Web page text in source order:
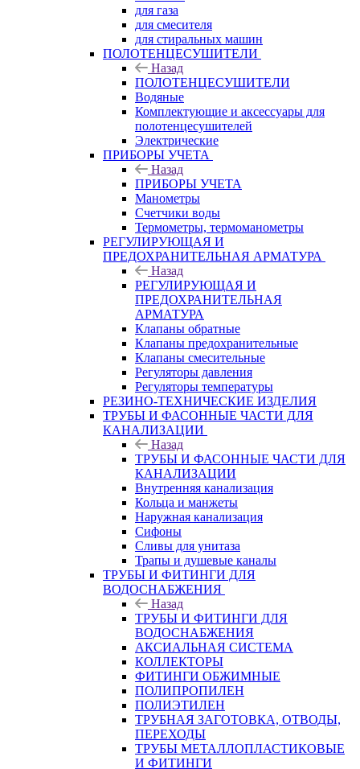
для газа
для смесителя
для стиральных машин
ПОЛОТЕНЦЕСУШИТЕЛИ
Назад
ПОЛОТЕНЦЕСУШИТЕЛИ
Водяные
Комплектующие и аксессуары для
полотенцесушителей
Электрические
ПРИБОРЫ УЧЕТА
Назад
ПРИБОРЫ УЧЕТА
Манометры
Счетчики воды
Термометры, термоманометры
РЕГУЛИРУЮЩАЯ И
ПРЕДОХРАНИТЕЛЬНАЯ АРМАТУРА
Назад
РЕГУЛИРУЮЩАЯ И
ПРЕДОХРАНИТЕЛЬНАЯ
АРМАТУРА
Клапаны обратные
Клапаны предохранительные
Клапаны смесительные
Регуляторы давления
Регуляторы температуры
РЕЗИНО-ТЕХНИЧЕСКИЕ ИЗДЕЛИЯ
ТРУБЫ И ФАСОННЫЕ ЧАСТИ ДЛЯ
КАНАЛИЗАЦИИ
Назад
ТРУБЫ И ФАСОННЫЕ ЧАСТИ ДЛЯ
КАНАЛИЗАЦИИ
Внутренняя канализация
Кольца и манжеты
Наружная канализация
Сифоны
Сливы для унитаза
Трапы и душевые каналы
ТРУБЫ И ФИТИНГИ ДЛЯ
ВОДОСНАБЖЕНИЯ
Назад
ТРУБЫ И ФИТИНГИ ДЛЯ
ВОДОСНАБЖЕНИЯ
АКСИАЛЬНАЯ СИСТЕМА
КОЛЛЕКТОРЫ
ФИТИНГИ ОБЖИМНЫЕ
ПОЛИПРОПИЛЕН
ПОЛИЭТИЛЕН
ТРУБНАЯ ЗАГОТОВКА, ОТВОДЫ,
ПЕРЕХОДЫ
ТРУБЫ МЕТАЛЛОПЛАСТИКОВЫЕ
И ФИТИНГИ